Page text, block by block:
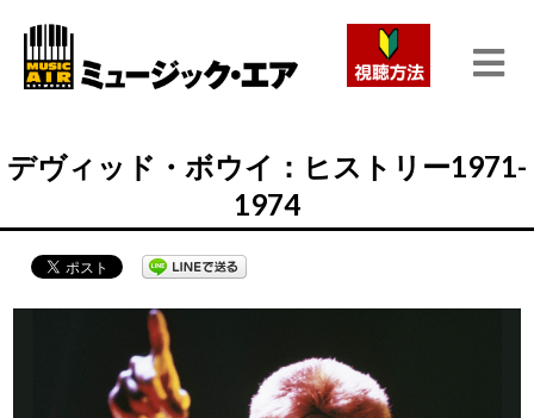
デヴィッド・ボウイ：ヒストリー1971-
1974